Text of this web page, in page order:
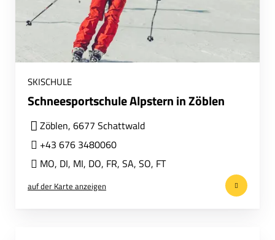
SKISCHULE
Schneesportschule Alpstern in Zöblen
Zöblen, 6677 Schattwald
+43 676 3480060
MO, DI, MI, DO, FR, SA, SO, FT
auf der Karte anzeigen